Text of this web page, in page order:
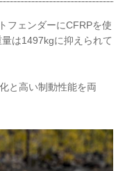
フェンダーにCFRPを使
は1497kgに抑えられて
と高い制動性能を両